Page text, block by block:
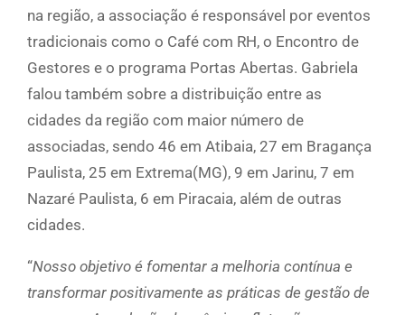
na região, a associação é responsável por eventos
tradicionais como o Café com RH, o Encontro de
Gestores e o programa Portas Abertas. Gabriela
falou também sobre a distribuição entre as
cidades da região com maior número de
associadas, sendo 46 em Atibaia, 27 em Bragança
Paulista, 25 em Extrema(MG), 9 em Jarinu, 7 em
Nazaré Paulista, 6 em Piracaia, além de outras
cidades.
“Nosso objetivo é fomentar a melhoria contínua e
transformar positivamente as práticas de gestão de